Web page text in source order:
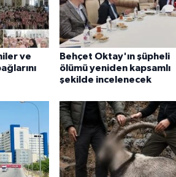
ve
Behçet Oktay'ın şüpheli
ölümü yeniden kapsamlı
şekilde incelenecek